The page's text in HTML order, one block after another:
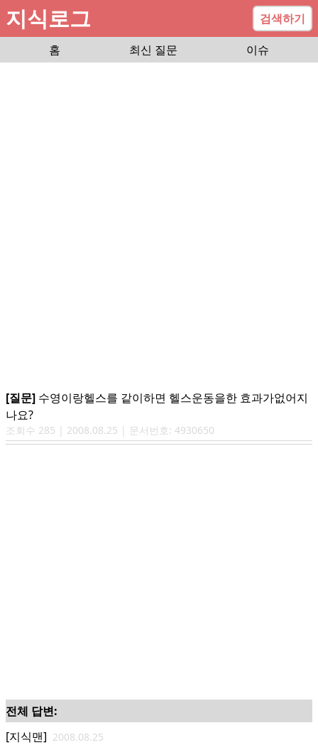
지식로그
검색하기
홈
최신 질문 이슈
[질문] 수영이랑헬스를 같이하면 헬스운동을한 효과가없어지
나요?
조회수 285 | 2008.08.25 | 문서번호: 4930650
전체 답변:
[지식맨] 2008.08.25